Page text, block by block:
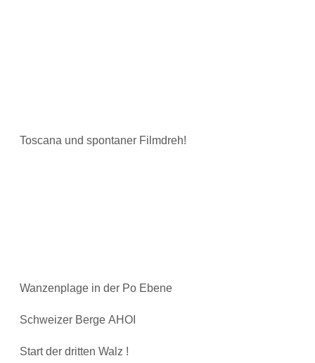
Toscana und spontaner Filmdreh!
Wanzenplage in der Po Ebene
Schweizer Berge AHOI
Start der dritten Walz !